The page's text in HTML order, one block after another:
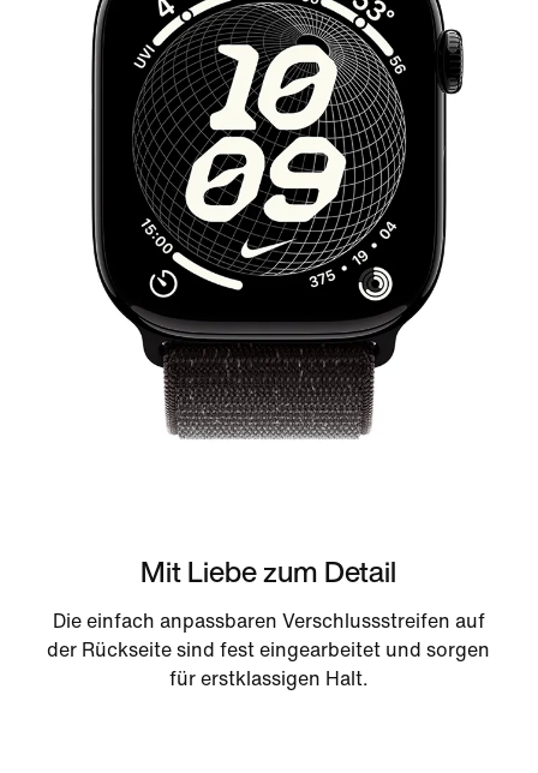
Mit Liebe zum Detail
Die einfach anpassbaren Verschlussstreifen auf
der Rückseite sind fest eingearbeitet und sorgen
für erstklassigen Halt.